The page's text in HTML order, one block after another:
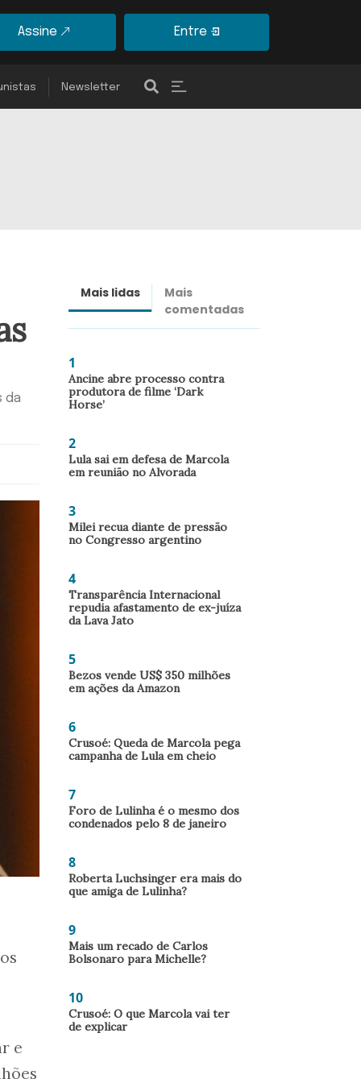
Assine Entre
Newsletter
da
e
Mais lidas
Mais
comentadas
1
Ancine abre processo contra
produtora de filme ‘Dark
Horse’
2
Lula sai em defesa de Marcola
em reunião no Alvorada
3
Milei recua diante de pressão
no Congresso argentino
4
Transparência Internacional
repudia afastamento de ex-juíza
da Lava Jato
5
Bezos vende US$ 350 milhões
em ações da Amazon
6
Crusoé: Queda de Marcola pega
campanha de Lula em cheio
7
Foro de Lulinha é o mesmo dos
condenados pelo 8 de janeiro
8
Roberta Luchsinger era mais do
que amiga de Lulinha?
9
Mais um recado de Carlos
Bolsonaro para Michelle?
10
Crusoé: O que Marcola vai ter
de explicar